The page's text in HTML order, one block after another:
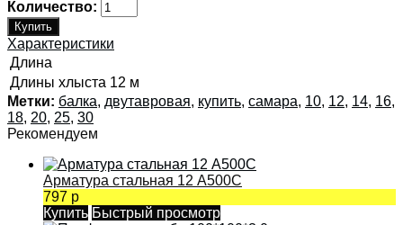
Количество:
Характеристики
Длина
Длины хлыста 12 м
Метки: балка, двутавровая, купить, самара, 10, 12, 14, 16,
18, 20, 25, 30
Рекомендуем
Арматура стальная 12 А500С
797 р
Купить Быстрый просмотр